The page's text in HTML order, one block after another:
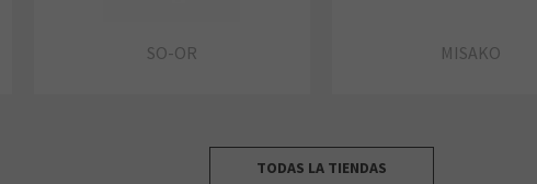
SO-OR MISAKO
TODAS LA TIENDAS